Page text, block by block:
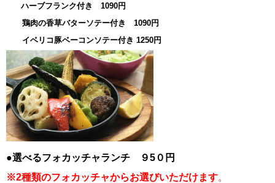
ハーブフランク付き 1090円
鶏肉の香草バターソテー付き 1090円
イベリコ豚ベーコンソテー付き 1250円
●選べるフォカッチャランチ ９5０円
※2種類のフォカッチャからお選びいただけます。